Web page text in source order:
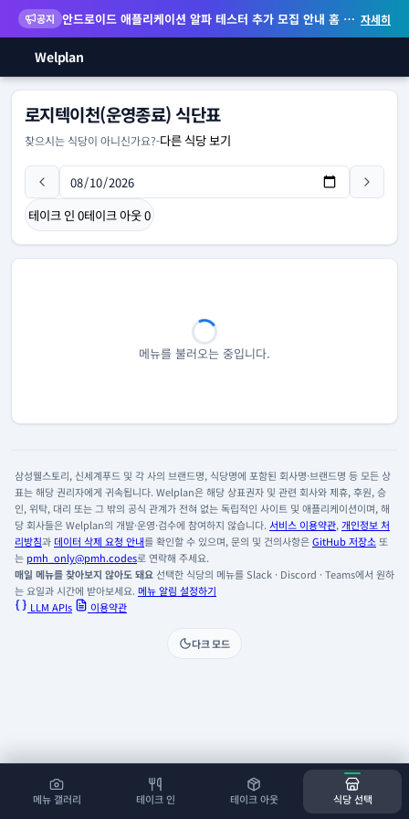
공지 안드로이드 애플리케이션 알파 테스터 추가 모집 안내 홈 화면 위젯 등 지원 자세히
Welplan
메뉴 갤러리 테이크 인 테이크 아웃 식당 선택
로지텍이천(운영종료) 식단표
찾으시는 식당이 아니신가요?-다른 식당 보기
테이크 인 0테이크 아웃0
메뉴를 불러오는 중입니다.
삼성웰스토리, 신세계푸드 및 각 사의 브랜드명, 식당명에 포함된 회사명·브랜드명 등 모든 상
표는 해당 권리자에게 귀속됩니다. Welplan은 해당 상표권자 및 관련 회사와 제휴, 후원, 승
인, 위탁, 대리 또는 그 밖의 공식 관계가 전혀 없는 독립적인 사이트 및 애플리케이션이며, 해
당 회사들은 Welplan의 개발·운영·검수에 참여하지 않습니다. 서비스 이용약관, 개인정보 처
리방침과데이터 삭제 요청 안내를 확인할 수 있으며, 문의 및 건의사항은GitHub 저장소 또
는 pmh_only@pmh.codes로 연락해 주세요.
매일 메뉴를 찾아보지 않아도 돼요선택한 식당의 메뉴를 Slack · Discord · Teams에서 원하
는 요일과 시간에 받아보세요. 메뉴 알림 설정하기
LLM APIs
이용약관
다크 모드